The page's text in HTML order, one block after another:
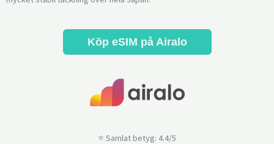
Köp eSIM på Airalo
⭐ Samlat betyg: 4.4/5